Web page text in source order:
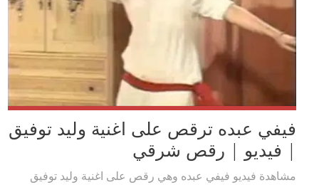
فيفي عبده ترقص على اغنية وليد توفيق
| فيديو | رقص شرقي
مشاهدة فيديو فيفي عبده وهي رقص على اغنية وليد توفيق